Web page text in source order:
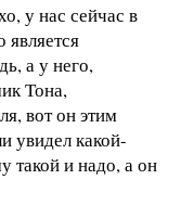
у нас сейчас в
является
а у него,
Тона,
вот он этим
увидел какой-
такой и надо, а он